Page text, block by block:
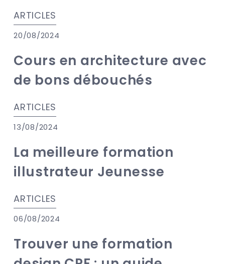
ARTICLES
20/08/2024
Cours en architecture avec
de bons débouchés
ARTICLES
13/08/2024
La meilleure formation
illustrateur Jeunesse
ARTICLES
06/08/2024
Trouver une formation